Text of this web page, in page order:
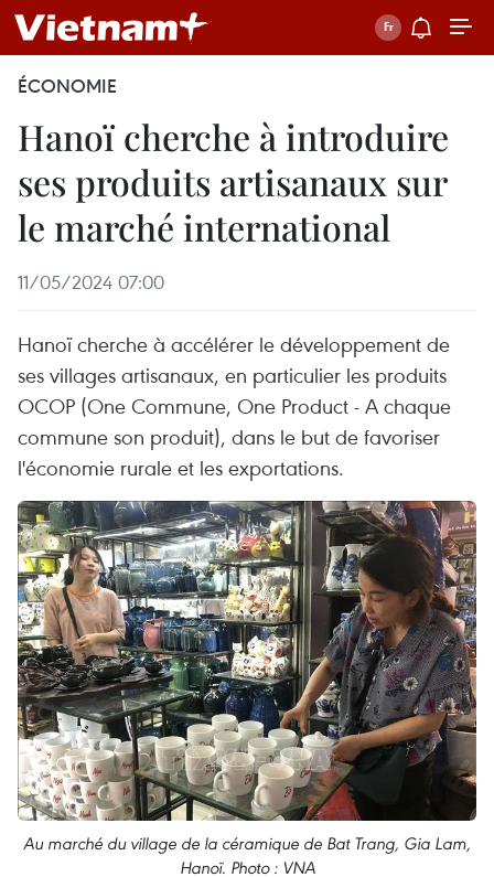
ÉCONOMIE
Hanoï cherche à introduire
ses produits artisanaux sur
le marché international
11/05/2024 07:00
Hanoï cherche à accélérer le développement de
ses villages artisanaux, en particulier les produits
OCOP (One Commune, One Product - A chaque
commune son produit), dans le but de favoriser
l'économie rurale et les exportations.
Au marché du village de la céramique de Bat Trang, Gia Lam,
Hanoï. Photo : VNA